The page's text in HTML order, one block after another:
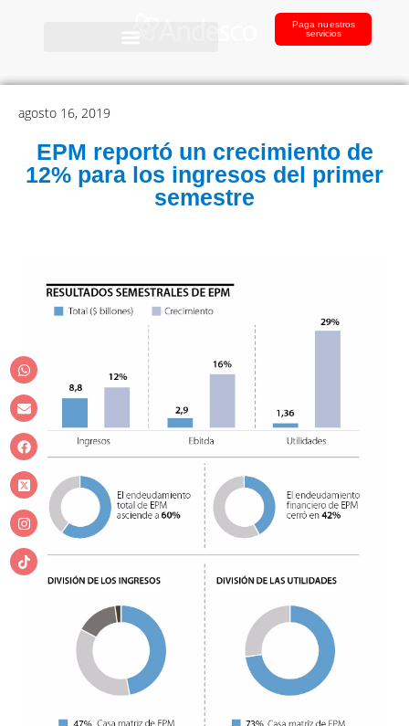
Paga nuestros
servicios
agosto 16, 2019
EPM reportó un crecimiento de
12% para los ingresos del primer
semestre